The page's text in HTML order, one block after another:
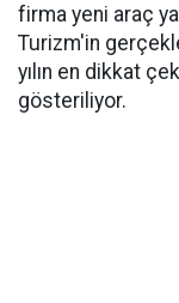
firma yeni araç
Turizm'in
yılın en dikkat
gösteriliyor.